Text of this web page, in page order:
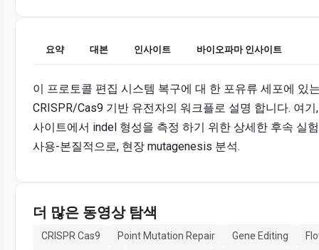
요약 대본 인사이트 바이오파마 인사이트
이 프로토콜 편집 시스템 복구에 대 한 포유류 세포에 있
CRISPR/Cas9 기반 유전자의 워크플로 설명 합니다. 여
사이트에서 indel 형성을 측정 하기 위한 상세한 후속 실
사용-본질적으로, 현장 mutagenesis 분석.
더 많은 동영상 탐색
CRISPR Cas9 Point Mutation Repair Gene Editing